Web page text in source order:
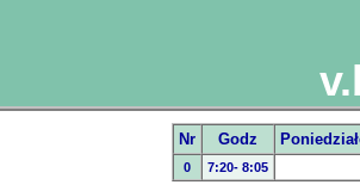
Nr Godz
0 7:20- 8:05